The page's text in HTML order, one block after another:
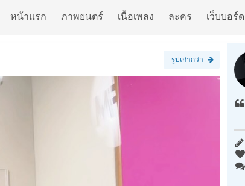
หน้าแรก ภาพยนตร์ เนื้อเพลง ละคร เว็บบอร์ด
รูปเก่ากว่า